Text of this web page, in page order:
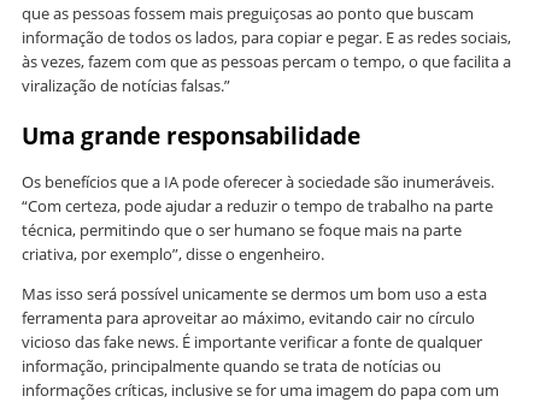
que as pessoas fossem mais preguiçosas ao ponto que buscam
informação de todos os lados, para copiar e pegar. E as redes sociais,
às vezes, fazem com que as pessoas percam o tempo, o que facilita a
viralização de notícias falsas.”
Uma grande responsabilidade
Os benefícios que a IA pode oferecer à sociedade são inumeráveis.
“Com certeza, pode ajudar a reduzir o tempo de trabalho na parte
técnica, permitindo que o ser humano se foque mais na parte
criativa, por exemplo”, disse o engenheiro.
Mas isso será possível unicamente se dermos um bom uso a esta
ferramenta para aproveitar ao máximo, evitando cair no círculo
vicioso das fake news. É importante verificar a fonte de qualquer
informação, principalmente quando se trata de notícias ou
informações críticas, inclusive se for uma imagem do papa com um